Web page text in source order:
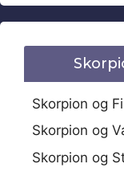
Skorpion og
Skorpion og
Skorpion og